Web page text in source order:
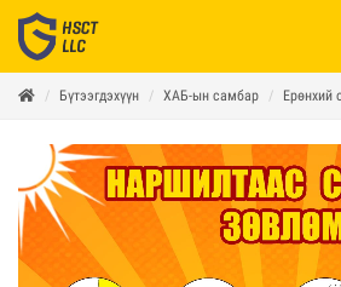
Бүтээгдэхүүн ХАБ-ын самбар Ерөнхий